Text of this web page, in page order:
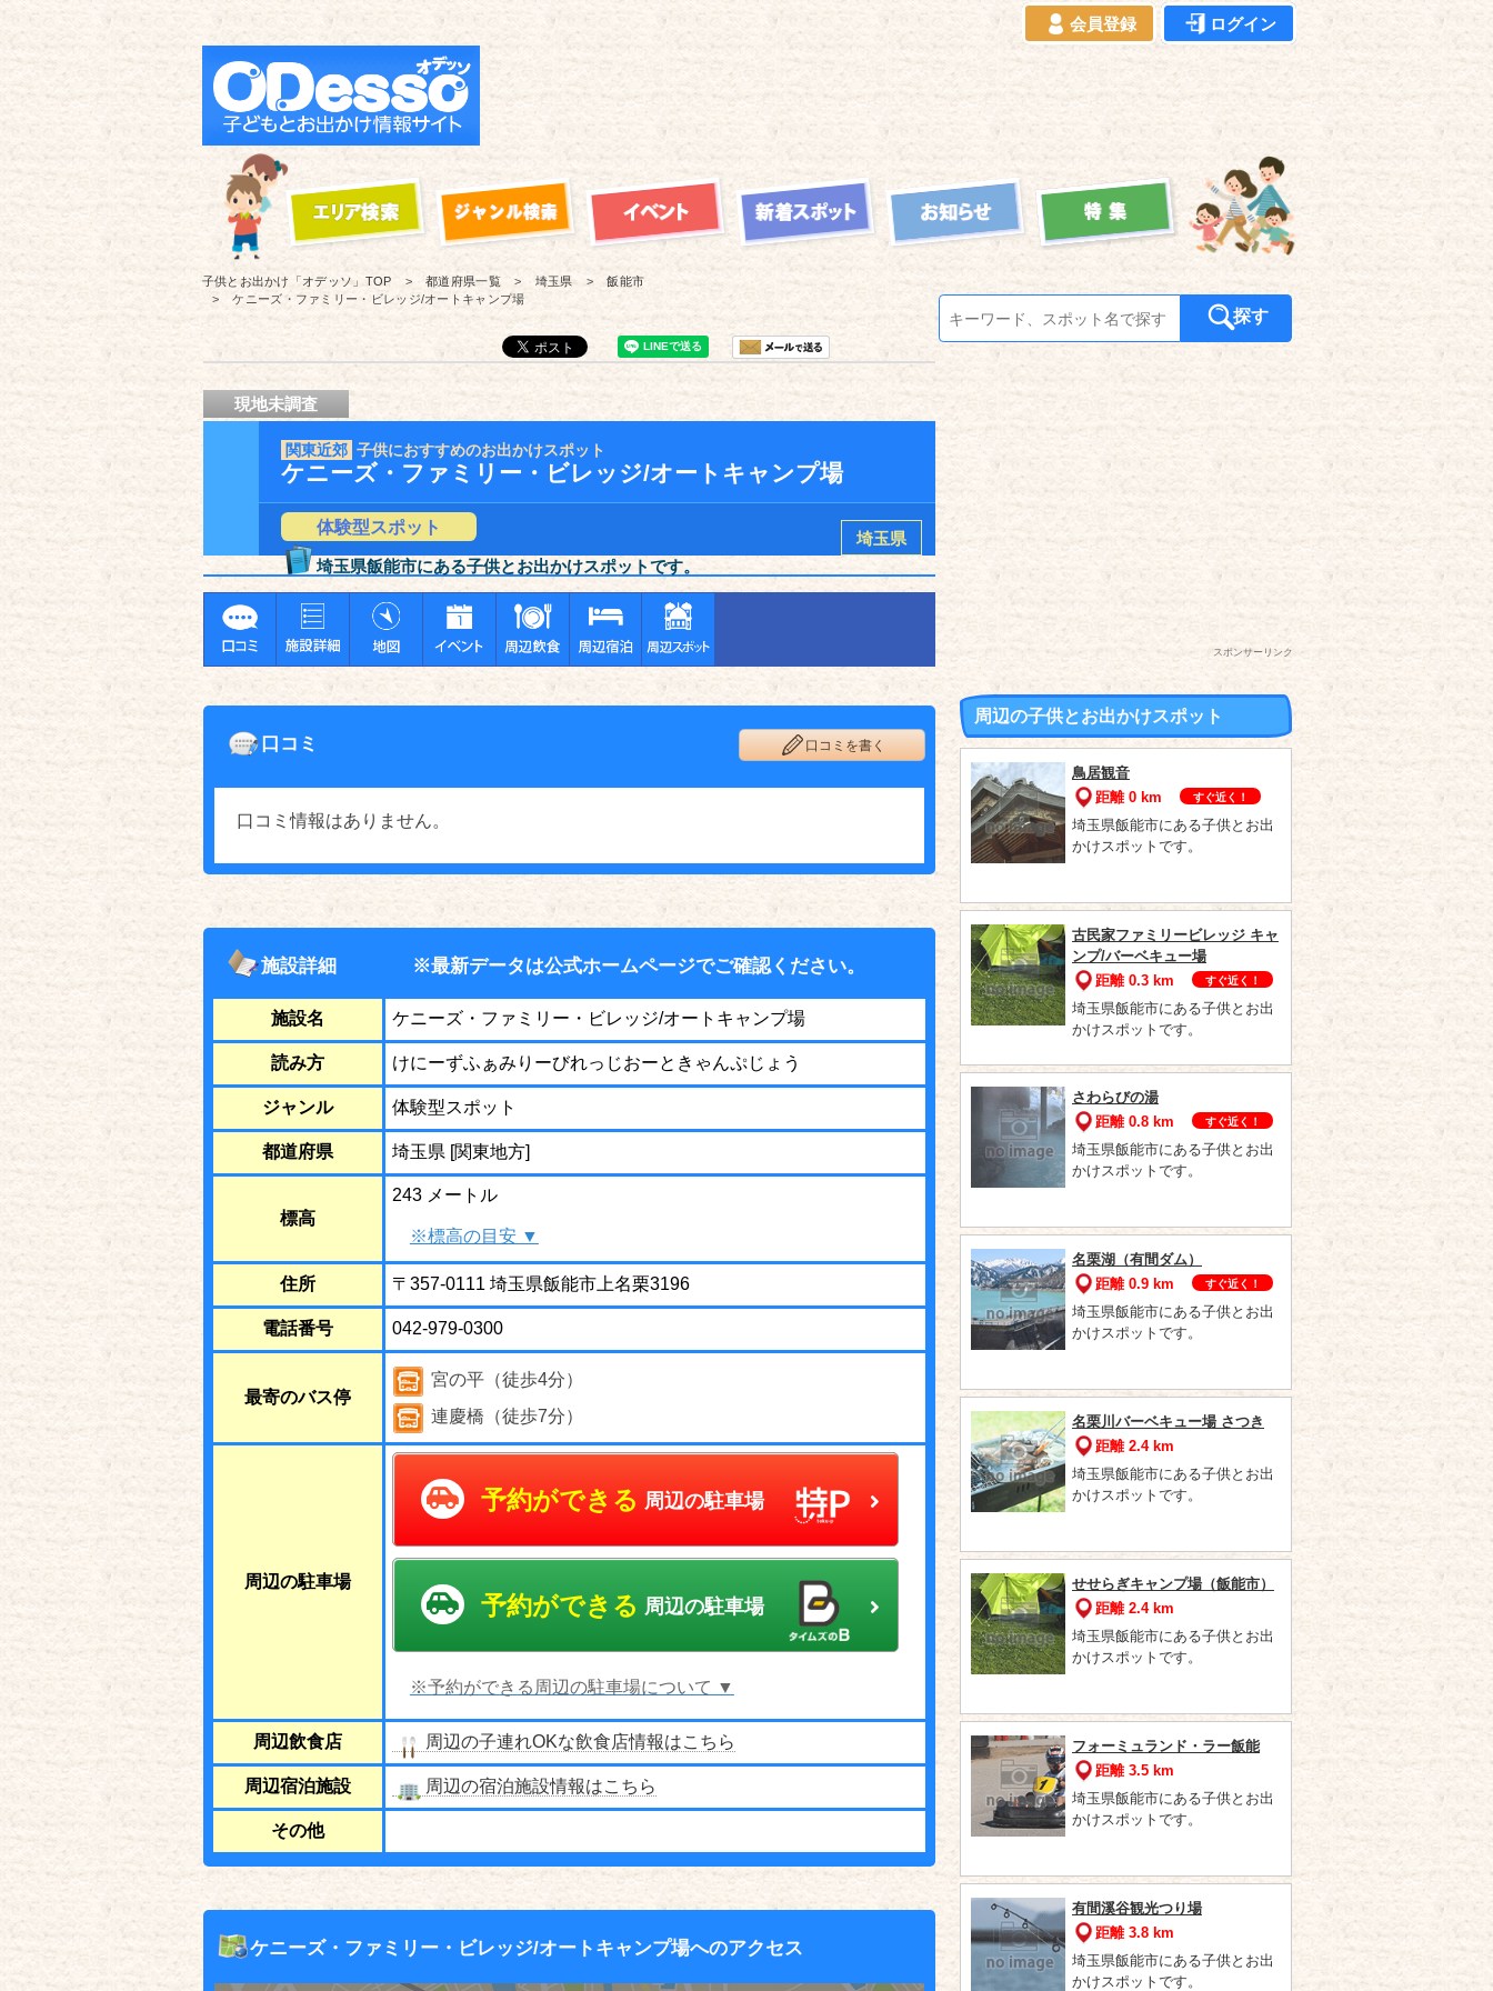
会員登録 ログイン
子供とお出かけ「オデッソ」 TOP 都道府県一覧 埼玉県
飯能市
ケニーズ・ファミリー・ビレッジ/オートキャンプ場
探す
現地未調査
関東近郊 子供におすすめのお出かけスポット
ケニーズ・ファミリー・ビレッジ/オートキャンプ場
体験型スポット
埼玉県
埼玉県飯能市にある子供とお出かけスポットです。
口コミ 口コミを書く
口コミ情報はありません。
施設詳細 ※最新データは公式ホームページでご確認ください。
施設名 ケニーズ・ファミリー・ビレッジ/オートキャンプ場
読み方 けにーずふぁみりーびれっじおーときゃんぷじょう
ジャンル 体験型スポット
都道府県 埼玉県 [関東地方]
標高
243 メートル
※標高の目安 ▼
住所 〒357-0111 埼玉県飯能市上名栗3196
電話番号 042-979-0300
最寄のバス停
宮の平（徒歩4分）
連慶橋（徒歩7分）
周辺の駐車場
予約ができる 周辺の駐車場
予約ができる 周辺の駐車場
※予約ができる周辺の駐車場について ▼
周辺飲食店 周辺の子連れOKな飲食店情報はこちら
周辺宿泊施設 周辺の宿泊施設情報はこちら
その他
ケニーズ・ファミリー・ビレッジ/オートキャンプ場へのアクセス
スポンサーリンク
周辺の子供とお出かけスポット
鳥居観音
距離 0 km
すぐ近く！
埼玉県飯能市にある子供とお出
かけスポットです。
古民家ファミリービレッジ キャ
ンプ/バーベキュー場
距離 0.3 km
すぐ近く！
埼玉県飯能市にある子供とお出
かけスポットです。
さわらびの湯
距離 0.8 km
すぐ近く！
埼玉県飯能市にある子供とお出
かけスポットです。
名栗湖（有間ダム）
距離 0.9 km
すぐ近く！
埼玉県飯能市にある子供とお出
かけスポットです。
名栗川バーベキュー場 さつき
距離 2.4 km
埼玉県飯能市にある子供とお出
かけスポットです。
せせらぎキャンプ場（飯能市）
距離 2.4 km
埼玉県飯能市にある子供とお出
かけスポットです。
フォーミュランド・ラー飯能
距離 3.5 km
埼玉県飯能市にある子供とお出
かけスポットです。
有間溪谷観光つり場
距離 3.8 km
埼玉県飯能市にある子供とお出
かけスポットです。